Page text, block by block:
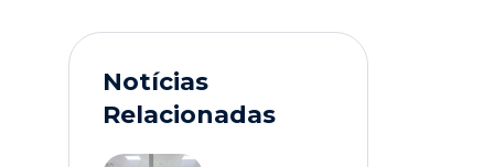
Notícias
Relacionadas